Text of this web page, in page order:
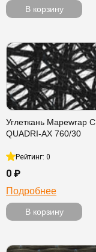
В корзину
Углеткань Mapewrap C
QUADRI-AX 760/30
Рейтинг: 0
0 ₽
Подробнее
В корзину